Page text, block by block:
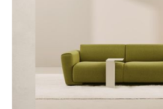
iconische ontwerpen en gevestigd in
ontwerpers als de perfecte match.
York zelf. Zodra de zon ondergaat,
bijna eindeloze zee van licht. Op zo’n
twee dingen: hoe ongelooflijk groot
hoe fijn het is als je hotel niet
van Manhattan ligt. Te midden van al
Urchina Light rustig te stralen. Een